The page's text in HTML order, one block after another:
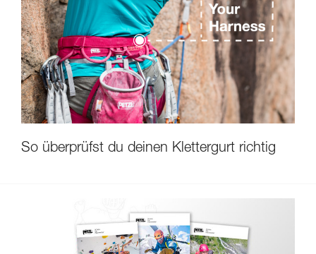
So überprüfst du deinen Klettergurt richtig